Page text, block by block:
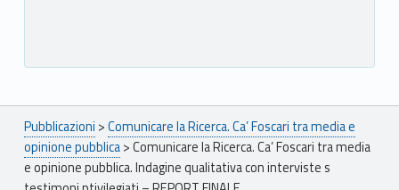
Breadcrumbs navigation
Pubblicazioni >Comunicare la Ricerca. Ca’ Foscari tra media e
opinione pubblica>Comunicare la Ricerca. Ca’ Foscari tra media
e opinione pubblica. Indagine qualitativa con interviste s